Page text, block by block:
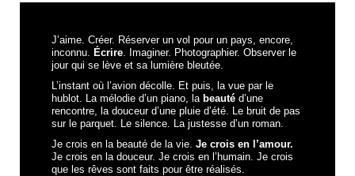
J’aime. Créer. Réserver un vol pour un pays, encore,
inconnu.
Écrire . Imaginer. Photographier. Observer le
jour qui se lève et sa lumière bleutée.
L’instant où l’avion décolle. Et puis, la vue par le
hublot. La mélodie d’un piano, la beauté d’une
rencontre, la douceur d’une pluie d’été. Le bruit de pas
sur le parquet. Le silence. La justesse d’un roman.
Je crois en la beauté de la vie. Je crois en l’amour.
Je crois en la douceur. Je crois en l’humain. Je crois
que les rêves sont faits pour être réalisés.